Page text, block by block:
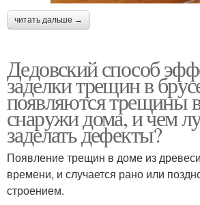
читать дальше →
Дедовский способ
заделки трещин в
появляются трещины
снаружи дома, и чем
заделать дефекты?
Появление трещин в доме из
времени, и случается рано или
строением.